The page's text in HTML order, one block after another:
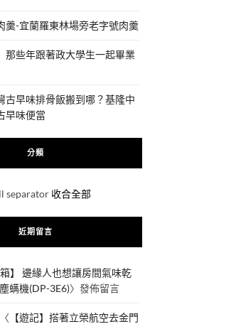
羹-宜蘭羅東林場旁老字號肉羹
那些年跟著政大學生一起畢業
古早味排骨飯搬到哪？基隆中
早味便當
分類
separator 收合全部
近期留言
箱】 邊緣人也想讓房間氣味乾
螨機(DP-3E6)〉發佈留言
【遊記】搭著立榮航空去金門